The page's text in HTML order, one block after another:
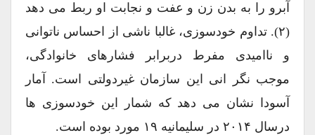
آبرو را به بدن زن و عفت و نجابت او ربط می دهد
(۲). تداوم خودسوزی، غالبا ناشی از احساس ناتوانی
و ناامیدی مفرط دربرابر فشارهای خانوادگی،
موجب نگر انی این سازمان غیردولتی است. آمار
آسودا نشان می دهد که شمار این خودسوزی ها
درسال ۲۰۱۴ در سلیمانیه ۱۹ مورد بوده است.